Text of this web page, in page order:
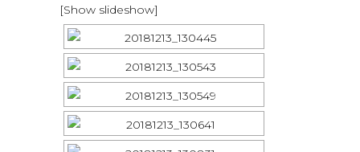
[Show slideshow]